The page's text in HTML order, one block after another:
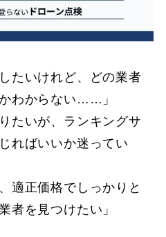
たいけれど、どの業者
わからない……」
たいが、ランキングサ
ればいいか迷ってい
適正価格でしっかりと
者を見つけたい」